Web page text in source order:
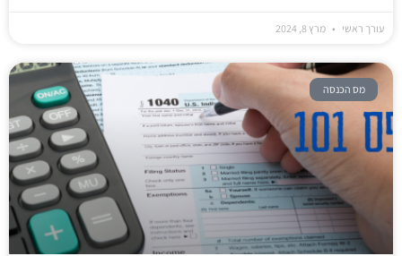
עורך ראשי מרץ 8, 2024
מס הכנסה